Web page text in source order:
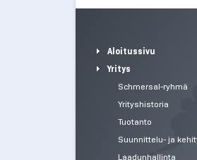
Aloitussivu
Yritys
Schmersal-ryhmä
Yrityshistoria
Tuotanto
Suunnittelu- ja
Laadunhallinta